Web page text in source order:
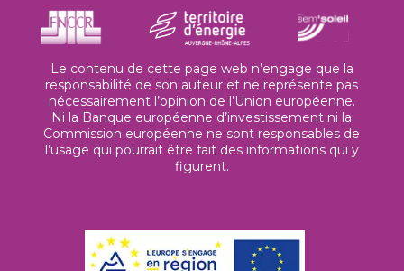
Le contenu de cette page web n’engage que la
responsabilité de son auteur et ne représente pas
nécessairement l’opinion de l’Union européenne.
Ni la Banque européenne d’investissement ni la
Commission européenne ne sont responsables de
l’usage qui pourrait être fait des informations qui y
figurent.